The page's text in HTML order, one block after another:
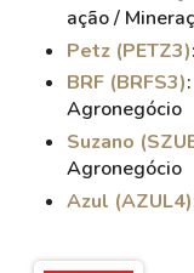
ação /
Petz (PETZ3)
BRF (BRFS3)
Agronegócio
Suzano
Agronegócio
Azul (AZUL4)